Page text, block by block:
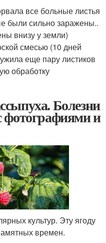
все больные листья
были сильно заражены..
внизу у земли)
смесью (10 дней
еще пару листиков
обработку
Болезни
и
культур. Эту ягоду
времен.